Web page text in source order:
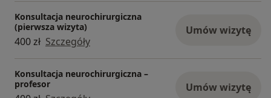
Konsultacja neurochirurgiczna
(pierwsza wizyta)
400 zł Szczegóły
Umów wizytę
Konsultacja neurochirurgiczna –
profesor
Umów wizytę